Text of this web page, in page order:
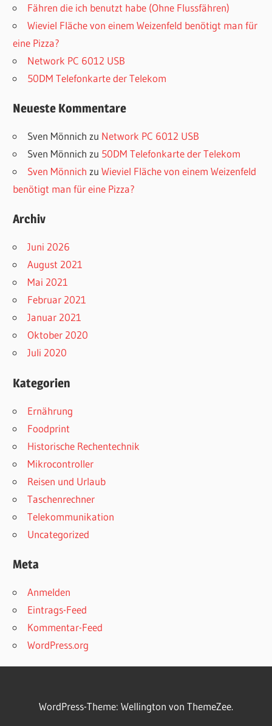
Fähren die ich benutzt habe (Ohne Flussfähren)
Wieviel Fläche von einem Weizenfeld benötigt man für
eine Pizza?
Network PC 6012 USB
50DM Telefonkarte der Telekom
Neueste Kommentare
Sven Mönnich zu Network PC 6012 USB
Sven Mönnich zu 50DM Telefonkarte der Telekom
Sven Mönnich zuWieviel Fläche von einem Weizenfeld
benötigt man für eine Pizza?
Archiv
Juni 2026
August 2021
Mai 2021
Februar 2021
Januar 2021
Oktober 2020
Juli 2020
Kategorien
Ernährung
Foodprint
Historische Rechentechnik
Mikrocontroller
Reisen und Urlaub
Taschenrechner
Telekommunikation
Uncategorized
Meta
Anmelden
Eintrags-Feed
Kommentar-Feed
WordPress.org
WordPress-Theme: Wellington von ThemeZee.